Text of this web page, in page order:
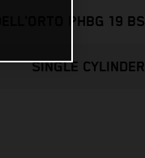
DELL'ORTO PHBG 19 BS
SINGLE CYLINDER